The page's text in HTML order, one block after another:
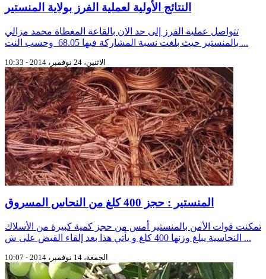
النتائج الأولية لعملية الفرز بولاية المنستير
تتواصل عملية الفرز إلى حد الان بالقاعة المغطاة محمد مزالي
بالمنستير حيث بلغت نسبة المشاركة فيها 68.05 وحسب النت ...
الاثنين، 24 نوفمبر، 2014 - 10:33
المنستير : حجز 400 كلغ من النحاس المسروق
تمكنت قوات الأمن بالمنستير أمس من حجز كمية كبيرة من الأسلاك
النحاسية يبلغ وزنها 400 كلغ و يأتي هذا بعد إلقاء القبض على ش ...
الجمعة، 14 نوفمبر، 2014 - 10:07